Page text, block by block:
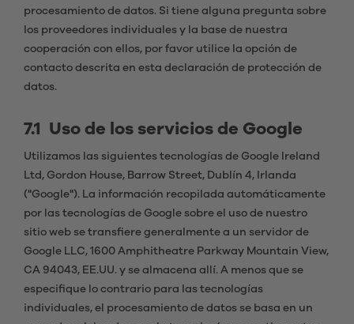
procesamiento de datos. Si tiene alguna pregunta sobre
los proveedores individuales y la base de nuestra
cooperación con ellos, por favor utilice la opción de
contacto descrita en esta declaración de protección de
datos.
7.1 Uso de los servicios de Google
Utilizamos las siguientes tecnologías de Google Ireland
Ltd, Gordon House, Barrow Street, Dublín 4, Irlanda
("Google"). La información recopilada automáticamente
por las tecnologías de Google sobre el uso de nuestro
sitio web se transfiere generalmente a un servidor de
Google LLC, 1600 Amphitheatre Parkway Mountain View,
CA 94043, EE.UU. y se almacena allí. A menos que se
especifique lo contrario para las tecnologías
individuales, el procesamiento de datos se basa en un